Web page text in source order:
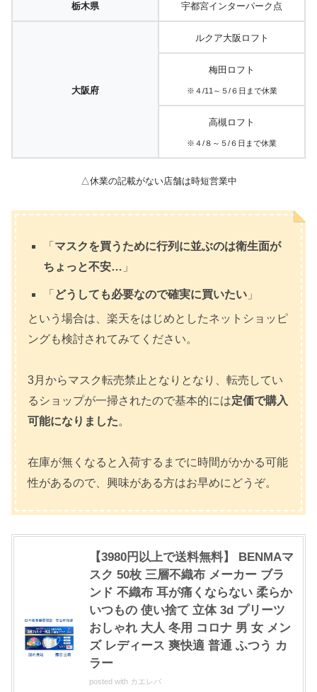
栃木県 宇都宮インターパーク点
大阪府
ルクア大阪ロフト
梅田ロフト
※４/11～５/６日まで休業
高槻ロフト
※４/８～５/６日まで休業
△休業の記載がない店舗は時短営業中
「 マスクを買うために行列に並ぶのは衛生面が
ちょっと不安… 」
「 どうしても必要なので確実に買いたい 」
という場合は、楽天をはじめとしたネットショッピ
ングも検討されてみてください。
3月からマスク転売禁止となりとなり、転売してい
るショップが一掃されたので基本的には定価で購入
可能になりました。
在庫が無くなると入荷するまでに時間がかかる可能
性があるので、興味がある方はお早めにどうぞ。
【3980円以上で送料無料】 BENMAマ
スク 50枚 三層不織布 メーカー ブラ
ンド 不織布 耳が痛くならない 柔らか
いつもの 使い捨て 立体 3d プリーツ
おしゃれ 大人 冬用 コロナ 男 女 メン
ズ レディース 爽快適 普通 ふつう カ
ラー
posted with カエレバ